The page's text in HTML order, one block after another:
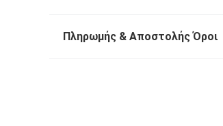
Πληρωμής & Αποστολής Όροι